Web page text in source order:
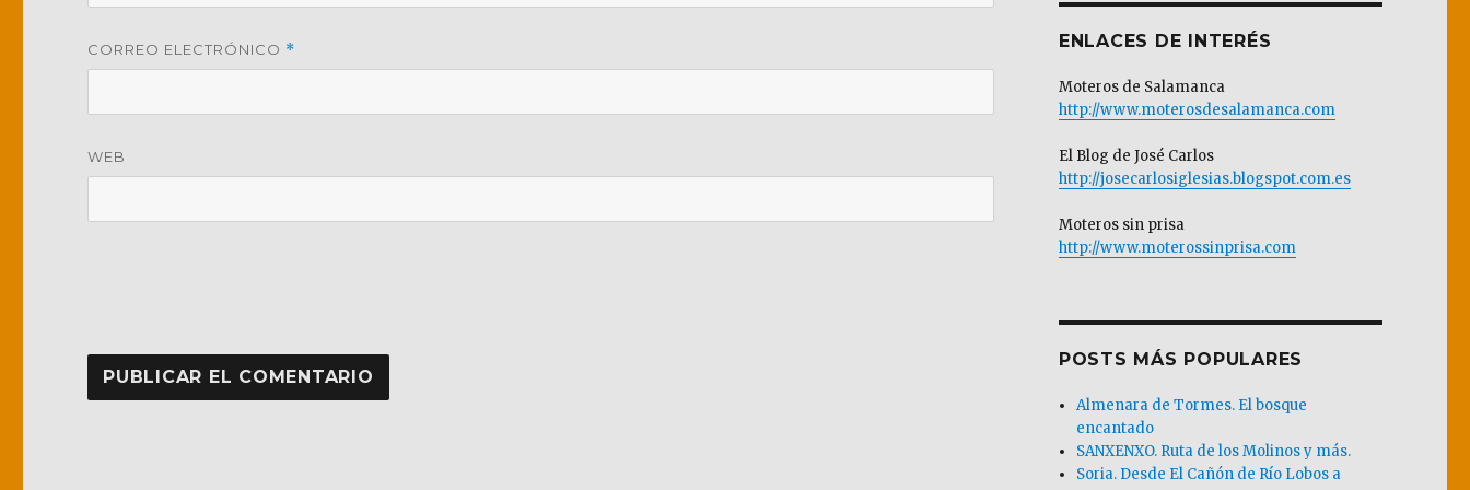
CORREO ELECTRÓNICO *
WEB
ENLACES DE INTERÉS
Moteros de Salamanca
http://www.moterosdesalamanca.com
El Blog de José Carlos
http://josecarlosiglesias.blogspot.com.es
Moteros sin prisa
http://www.moterossinprisa.com
POSTS MÁS POPULARES
Almenara de Tormes. El bosque
encantado
SANXENXO. Ruta de los Molinos y más.
Soria. Desde El Cañón de Río Lobos a